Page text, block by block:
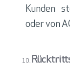
Kunden
oder von